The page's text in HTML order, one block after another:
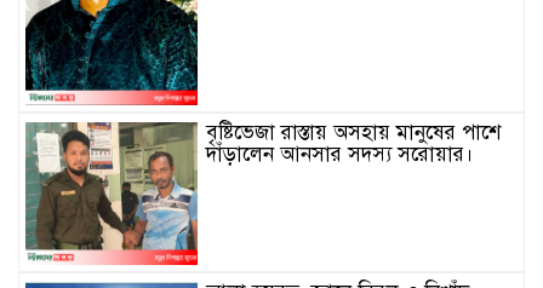
বৃষ্টিভেজা রাস্তায় অসহায় মানুষের পাশে
দাঁড়ালেন আনসার সদস্য সরোয়ার।